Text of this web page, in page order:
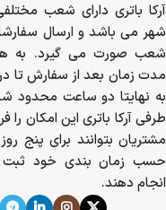
آرکا باتری دارای شعب
شهر می باشد و ارسال
شعب صورت می گیرد. به
مدت زمان بعد از سفارش تا
به نهایتا دو ساعت محدود
طرفی آرکا باتری این امکان را
مشتریان بتوانند برای پنج
حسب زمان بندی خود ثبت
انجام دهند.